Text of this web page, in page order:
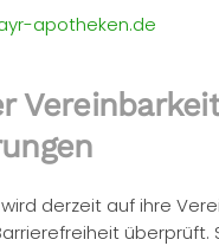
apotheken.de
derzeit auf ihre
überprüft.